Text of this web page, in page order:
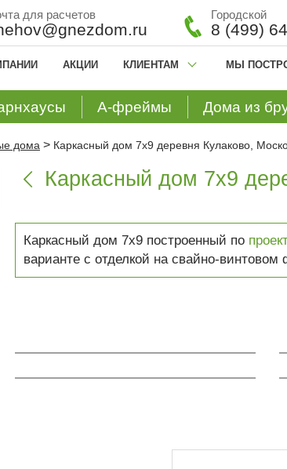
для расчетов Городской
8 (499)
АКЦИИ КЛИЕНТАМ МЫ
А-фреймы Дома из
дома > Каркасный дом 7х9 деревня Кулаково,
 Каркасный дом 7х9
Каркасный дом 7х9 построенный по
варианте с отделкой на свайно-